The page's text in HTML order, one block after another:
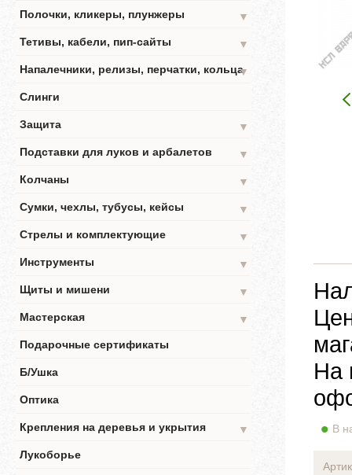
Полочки, кликеры, плунжеры
▼
Тетивы, кабели, пип-сайты
▼
Напалечники, релизы, перчатки, кольца▼
Слинги
Защита
▼
Подставки для луков и арбалетов
▼
Колчаны
▼
Сумки, чехлы, тубусы, кейсы
▼
Стрелы и комплектующие
▼
Инструменты
▼
Щиты и мишени
▼
Мастерская
▼
Подарочные сертификаты
Б/Ушка
Оптика
Крепления на деревья и укрытия
▼
Лукоборье
На
В